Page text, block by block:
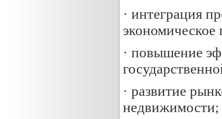
· интеграция
экономическое
· повышение
· развитие
недвижимости;